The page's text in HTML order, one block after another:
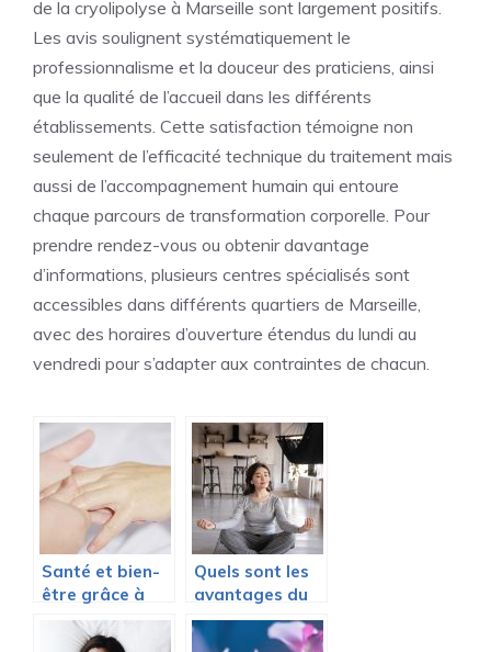
de la cryolipolyse à Marseille sont largement positifs.
Les avis soulignent systématiquement le
professionnalisme et la douceur des praticiens, ainsi
que la qualité de l’accueil dans les différents
établissements. Cette satisfaction témoigne non
seulement de l’efficacité technique du traitement mais
aussi de l’accompagnement humain qui entoure
chaque parcours de transformation corporelle. Pour
prendre rendez-vous ou obtenir davantage
d’informations, plusieurs centres spécialisés sont
accessibles dans différents quartiers de Marseille,
avec des horaires d’ouverture étendus du lundi au
vendredi pour s’adapter aux contraintes de chacun.
Santé et bien-
être grâce à
pressothérapie
Quels sont les
avantages du
yoga en ligne ?